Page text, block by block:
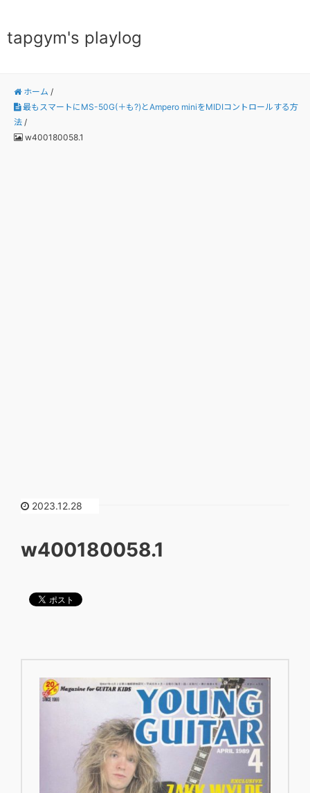
tapgym's playlog
ホーム /
最もスマートにMS-50G(＋も?)とAmpero miniをMIDIコントロールする方
法 /
w400180058.1
2023.12.28
w400180058.1